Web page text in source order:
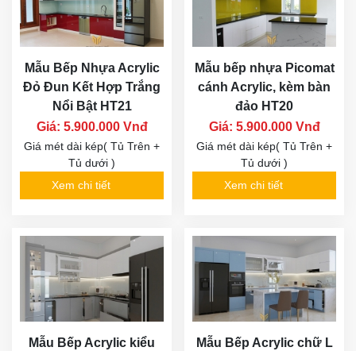
- SẢN PHẨM CÙNG LOẠI
Tủ Bếp Inox Cánh
Acrylic Chữ U Kịch
Trần
Giá mét dài kép (Tủ Trên +
Tủ dưới)
Xem chi tiết
Mẫu bếp Acrylic "Bóng
Đêm" - Độc nhất vô nhị
- Biệt thự Park City
Giá: 5.900.000 Vnđ
Giá mét dài kép( Tủ Trên +
Tủ dưới )
Xem chi tiết